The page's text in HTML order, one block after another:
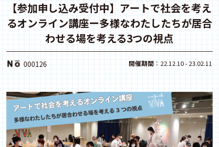
ACCESS
アクセス
note
youtube
【参加申し込み受付中】アートで社会を考え
るオンライン講座ー多様なわたしたちが居合
わせる場を考える3つの視点
000126 開催期間 ：22.12.10 - 23.02.11